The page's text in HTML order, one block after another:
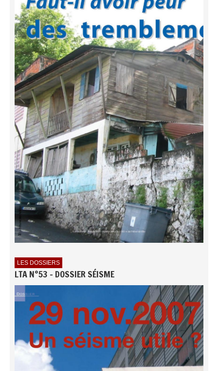
LES DOSSIERS
LTA N°53 - DOSSIER SÉISME